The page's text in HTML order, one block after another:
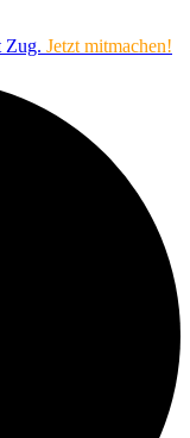
Zug. Jetzt mitmachen!